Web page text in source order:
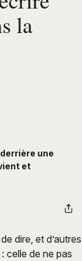
la
une
et
dire, et d’autres
celle de ne pas